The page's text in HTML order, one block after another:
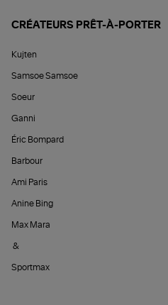
CRÉATEURS PRÊT-À-PORTER
Kujten
Samsoe Samsoe
Soeur
Ganni
Éric Bompard
Barbour
Ami Paris
Anine Bing
Max Mara
&
Sportmax